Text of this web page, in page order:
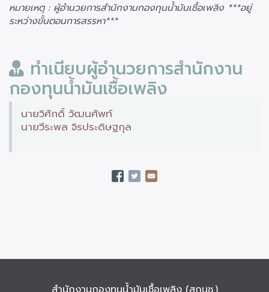
หมายเหตุ : ผู้อำนวยการสำนักงานกองทุนน้ำมันเชื้อเพลิง ***อยู่
ระหว่างขั้นตอนการสรรหา***
ทำเนียบผู้อำนวยการสำนักงาน
กองทุนน้ำมันเชื้อเพลิง
นายวิศักดิ์ วัฒนศัพท์
นายวีระพล จิรประดิษฐกุล